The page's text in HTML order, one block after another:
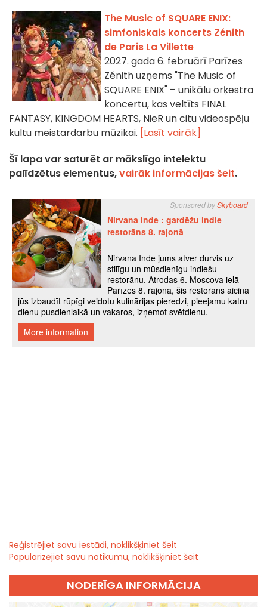
The Music of SQUARE ENIX:
simfoniskais koncerts Zénith
de Paris La Villette
2027. gada 6. februārī Parīzes
Zénith uzņems "The Music of
SQUARE ENIX" – unikālu orķestra
koncertu, kas veltīts FINAL
FANTASY, KINGDOM HEARTS, NieR un citu videospēļu
kultu meistardarbu mūzikai. [Lasīt vairāk]
Šī lapa var saturēt ar mākslīgo intelektu
palīdzētus elementus,vairāk informācijas šeit.
Reģistrējiet savu iestādi, noklikšķiniet šeit
Popularizējiet savu notikumu, noklikšķiniet šeit
NODERĪGA INFORMĀCIJA